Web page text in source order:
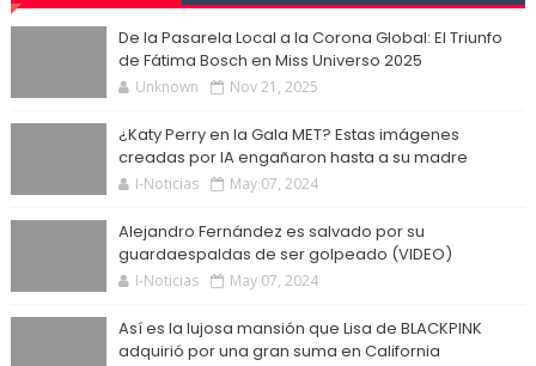
De la Pasarela Local a la Corona Global: El Triunfo
de Fátima Bosch en Miss Universo 2025
Unknown Nov 21, 2025
¿Katy Perry en la Gala MET? Estas imágenes
creadas por IA engañaron hasta a su madre
I-Noticias May 07, 2024
Alejandro Fernández es salvado por su
guardaespaldas de ser golpeado (VIDEO)
I-Noticias May 07, 2024
Así es la lujosa mansión que Lisa de BLACKPINK
adquirió por una gran suma en California